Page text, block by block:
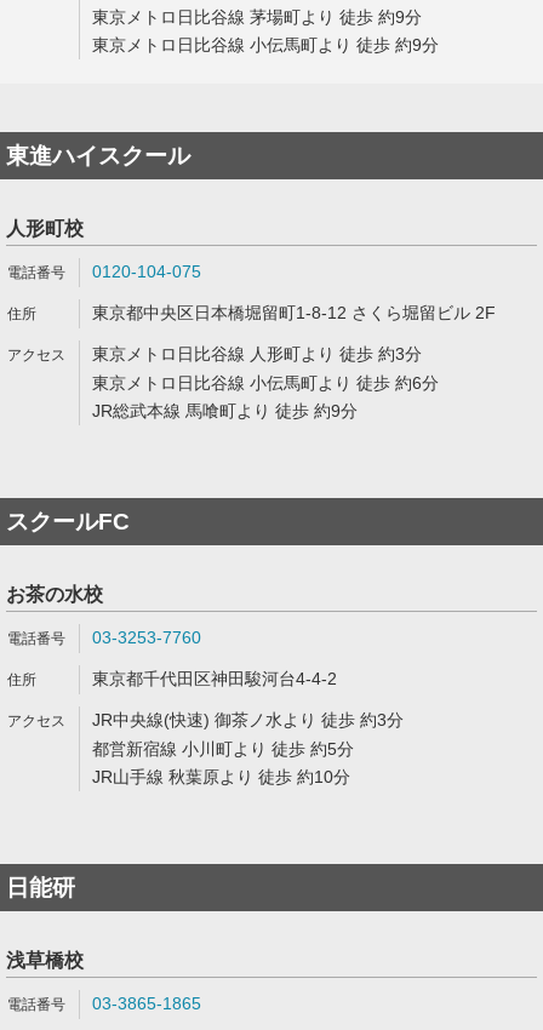
東京メトロ日比谷線 茅場町より 徒歩 約9分
東京メトロ日比谷線 小伝馬町より 徒歩 約9分
東進ハイスクール
人形町校
0120-104-075
東京都中央区日本橋堀留町1-8-12 さくら堀留ビル 2F
東京メトロ日比谷線 人形町より 徒歩 約3分
東京メトロ日比谷線 小伝馬町より 徒歩 約6分
JR総武本線 馬喰町より 徒歩 約9分
スクールFC
お茶の水校
03-3253-7760
東京都千代田区神田駿河台4-4-2
JR中央線(快速) 御茶ノ水より 徒歩 約3分
都営新宿線 小川町より 徒歩 約5分
JR山手線 秋葉原より 徒歩 約10分
日能研
浅草橋校
03-3865-1865